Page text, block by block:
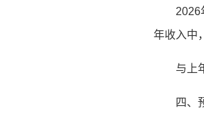
2026
年收入中
与上
四、